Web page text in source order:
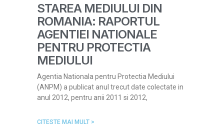
STAREA MEDIULUI DIN
ROMANIA: RAPORTUL
AGENTIEI NATIONALE
PENTRU PROTECTIA
MEDIULUI
Agentia Nationala pentru Protectia Mediului
(ANPM) a publicat anul trecut date colectate in
anul 2012, pentru anii 2011 si 2012,
CITESTE MAI MULT >